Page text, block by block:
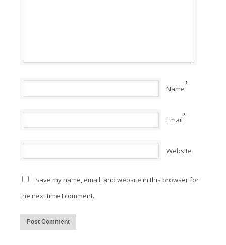
Name*
Email*
Website
Save my name, email, and website in this browser for
the next time I comment.